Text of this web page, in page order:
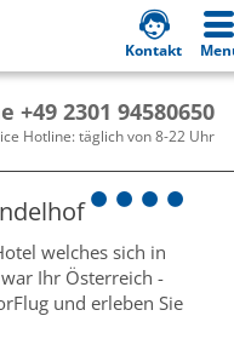
+49 2301 94580650
Hotline: täglich von 8-22 Uhr
Kontakt
welches sich in
Ihr Österreich -
und erleben Sie